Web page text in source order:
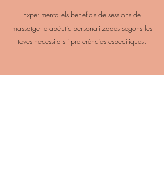
Experimenta els beneficis de sessions de
massatge terapèutic personalitzades segons les
teves necessitats i preferències específiques.